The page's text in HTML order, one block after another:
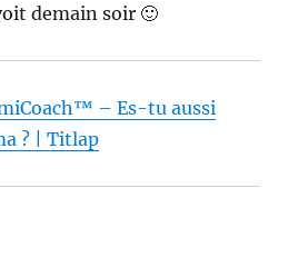
demain soir 🙂
– Es-tu aussi
? | Titlap